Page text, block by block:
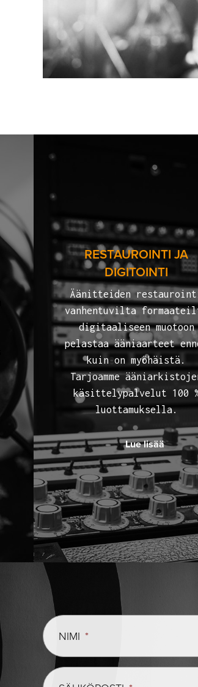
RESTAUROINTI JA
DIGITOINTI
Äänitteiden
vanhentuvilta
digitaaliseen muotoon
pelastaa ääniaarteet
kuin on myöhäistä.
Tarjoamme
käsittelypalvelut 100
luottamuksella.
Lue lisää
NIMI *